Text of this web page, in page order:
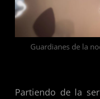
Guardianes de la
Partiendo de la